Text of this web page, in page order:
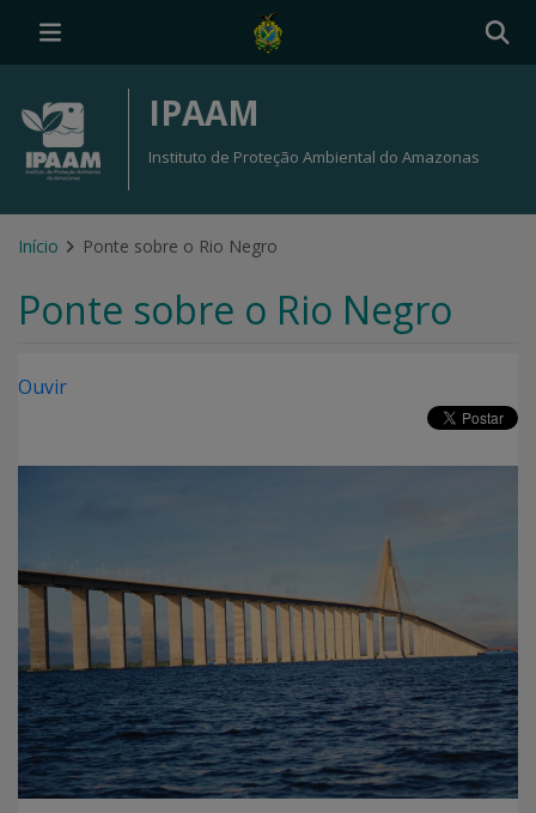
IPAAM
Instituto de Proteção Ambiental do Amazonas
Início Ponte sobre o Rio Negro
Ponte sobre o Rio Negro
Ouvir